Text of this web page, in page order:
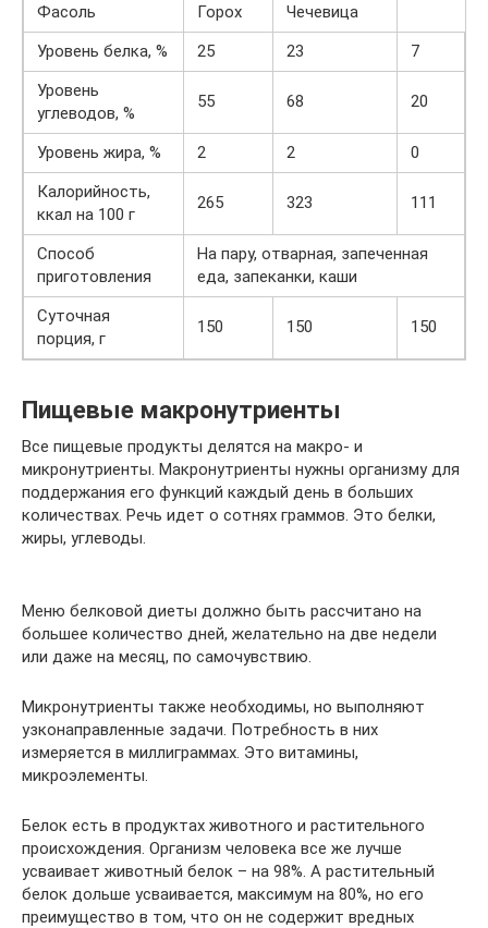
Фасоль Горох
Чечевица
Уровень белка, %
25 23
7
Уровень
углеводов, %
55 68 20
Уровень жира, % 2 2
0
Калорийность,
ккал на 100 г
265 323 111
Способ
приготовления
На пару, отварная, запеченная
еда, запеканки, каши
Суточная
порция, г
150 150 150
Пищевые макронутриенты
Все пищевые продукты делятся на макро- и
микронутриенты. Макронутриенты нужны организму для
поддержания его функций каждый день в больших
количествах. Речь идет о сотнях граммов. Это белки,
жиры, углеводы.
Меню белковой диеты должно быть рассчитано на
большее количество дней, желательно на две недели
или даже на месяц, по самочувствию.
Микронутриенты также необходимы, но выполняют
узконаправленные задачи. Потребность в них
измеряется в миллиграммах. Это витамины,
микроэлементы.
Белок есть в продуктах животного и растительного
происхождения. Организм человека все же лучше
усваивает животный белок – на 98%. А растительный
белок дольше усваивается, максимум на 80%, но его
преимущество в том, что он не содержит вредных